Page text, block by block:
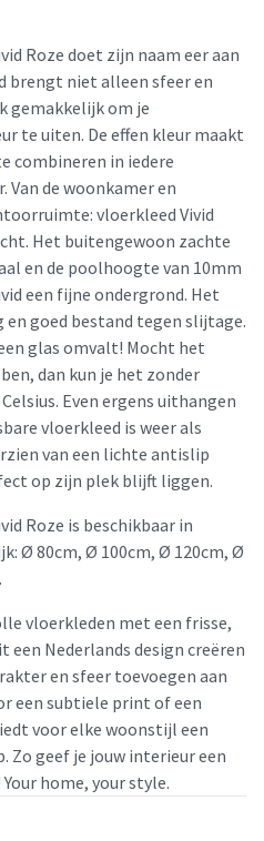
Roze doet zijn naam eer aan
brengt niet alleen sfeer en
gemakkelijk om je
te uiten. De effen kleur maakt
combineren in iedere
de woonkamer en
vloerkleed Vivid
Het buitengewoon zachte
en de poolhoogte van 10mm
een fijne ondergrond. Het
goed bestand tegen slijtage.
glas omvalt! Mocht het
dan kun je het zonder
Even ergens uithangen
vloerkleed is weer als
van een lichte antislip
op zijn plek blijft liggen.
Roze is beschikbaar in
Ø 80cm, Ø 100cm, Ø 120cm, Ø
vloerkleden met een frisse,
Nederlands design creëren
en sfeer toevoegen aan
een subtiele print of een
voor elke woonstijl een
Zo geef je jouw interieur een
home, your style.